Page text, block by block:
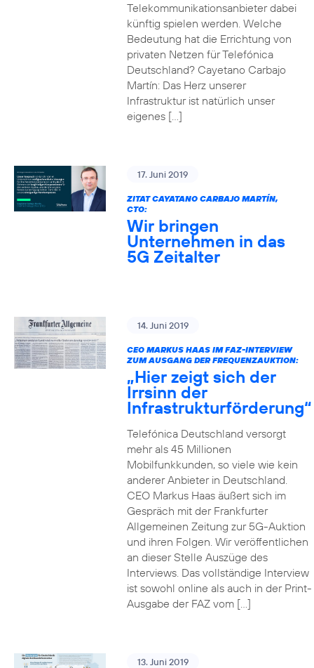
Telekommunikationsanbieter dabei
künftig spielen werden. Welche
Bedeutung hat die Errichtung von
privaten Netzen für Telefónica
Deutschland? Cayetano Carbajo
Martín: Das Herz unserer
Infrastruktur ist natürlich unser
eigenes […]
17. Juni 2019
ZITAT CAYATANO CARBAJO MARTÍN,
CTO:
Wir bringen
Unternehmen in das
5G Zeitalter
14. Juni 2019
CEO MARKUS HAAS IM FAZ-INTERVIEW
ZUM AUSGANG DER FREQUENZAUKTION:
„Hier zeigt sich der
Irrsinn der
Infrastrukturförderung“
Telefónica Deutschland versorgt
mehr als 45 Millionen
Mobilfunkkunden, so viele wie kein
anderer Anbieter in Deutschland.
CEO Markus Haas äußert sich im
Gespräch mit der Frankfurter
Allgemeinen Zeitung zur 5G-Auktion
und ihren Folgen. Wir veröffentlichen
an dieser Stelle Auszüge des
Interviews. Das vollständige Interview
ist sowohl online als auch in der Print-
Ausgabe der FAZ vom […]
13. Juni 2019